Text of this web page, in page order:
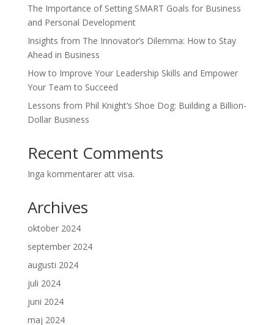
The Importance of Setting SMART Goals for Business
and Personal Development
Insights from The Innovator’s Dilemma: How to Stay
Ahead in Business
How to Improve Your Leadership Skills and Empower
Your Team to Succeed
Lessons from Phil Knight’s Shoe Dog: Building a Billion-
Dollar Business
Recent Comments
Inga kommentarer att visa.
Archives
oktober 2024
september 2024
augusti 2024
juli 2024
juni 2024
maj 2024